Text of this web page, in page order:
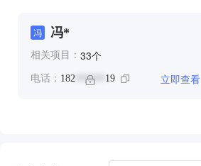
冯 冯*
相关项目： 33个
电话： 182 ****** 19 立即查看